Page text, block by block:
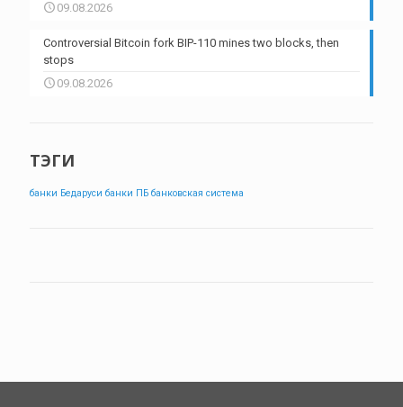
09.08.2026
Controversial Bitcoin fork BIP-110 mines two blocks, then
stops
09.08.2026
ТЭГИ
банки Бедаруси банки ПБ банковская система